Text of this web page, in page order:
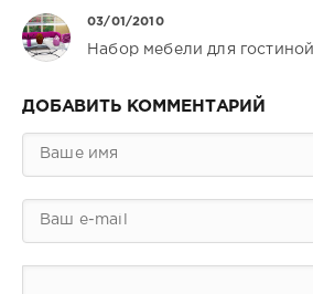
03/01/2010
Набор мебели для гостиной
ДОБАВИТЬ КОММЕНТАРИЙ